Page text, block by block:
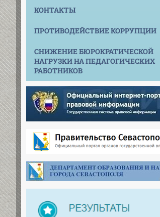
КОНТАКТЫ
ПРОТИВОДЕЙСТВИЕ КОРРУПЦИИ
СНИЖЕНИЕ БЮРОКРАТИЧЕСКОЙ
НАГРУЗКИ НА ПЕДАГОГИЧЕСКИХ
РАБОТНИКОВ